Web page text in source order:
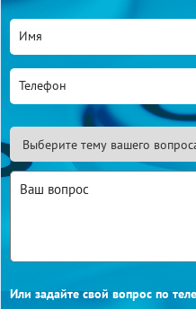
Или задайте свой вопрос по